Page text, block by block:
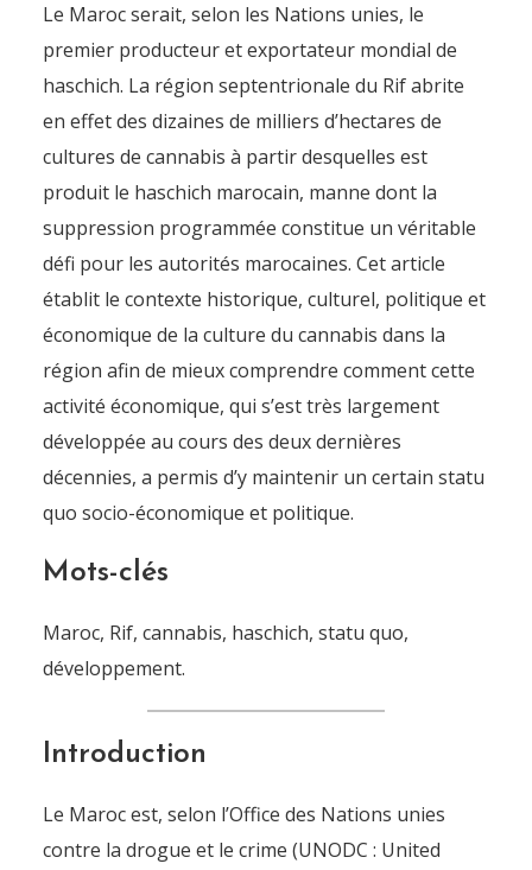
Le Maroc serait, selon les Nations unies, le
premier producteur et exportateur mondial de
haschich. La région septentrionale du Rif abrite
en effet des dizaines de milliers d’hectares de
cultures de cannabis à partir desquelles est
produit le haschich marocain, manne dont la
suppression programmée constitue un véritable
défi pour les autorités marocaines. Cet article
établit le contexte historique, culturel, politique et
économique de la culture du cannabis dans la
région afin de mieux comprendre comment cette
activité économique, qui s’est très largement
développée au cours des deux dernières
décennies, a permis d’y maintenir un certain statu
quo socio-économique et politique.
Mots-clés
Maroc, Rif, cannabis, haschich, statu quo,
développement.
Introduction
Le Maroc est, selon l’Office des Nations unies
contre la drogue et le crime (UNODC : United